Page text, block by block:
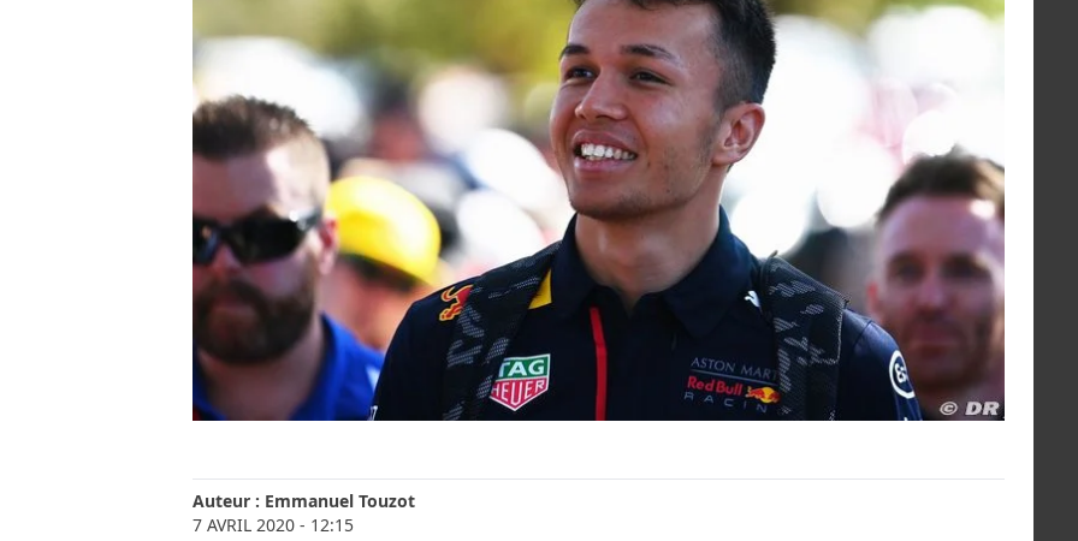
Auteur : Emmanuel Touzot
7 AVRIL 2020 - 12:15